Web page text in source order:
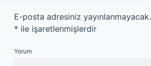
E-posta adresiniz yayınlanmayacak.
* ile işaretlenmişlerdir
Yorum